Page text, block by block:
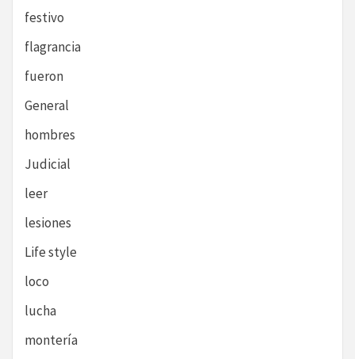
festivo
flagrancia
fueron
General
hombres
Judicial
leer
lesiones
Life style
loco
lucha
montería